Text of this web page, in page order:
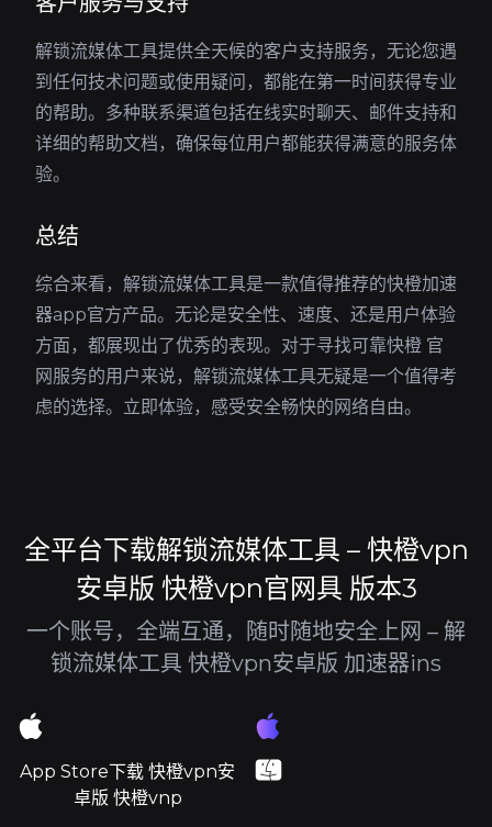
解锁流媒体工具提供全天候的客户支持服务，无论您遇
到任何技术问题或使用疑问，都能在第一时间获得专业
的帮助。多种联系渠道包括在线实时聊天、邮件支持和
详细的帮助文档，确保每位用户都能获得满意的服务体
验。
总结
综合来看，解锁流媒体工具是一款值得推荐的快橙加速
器app官方产品。无论是安全性、速度、还是用户体验
方面，都展现出了优秀的表现。对于寻找可靠快橙 官
网服务的用户来说，解锁流媒体工具无疑是一个值得考
虑的选择。立即体验，感受安全畅快的网络自由。
全平台下载解锁流媒体工具 – 快橙vpn
安卓版 快橙vpn官网具 版本3
一个账号，全端互通，随时随地安全上网 – 解
锁流媒体工具 快橙vpn安卓版 加速器ins
App Store下载 快橙vpn安
卓版 快橙vnp